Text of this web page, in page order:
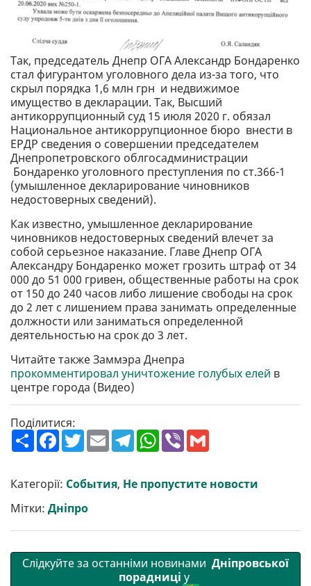
Так, председатель Днепр ОГА Александр Бондаренко
стал фигурантом уголовного дела из-за того, что
скрыл порядка 1,6 млн грн и недвижимое
имущество в декларации. Так, Высший
антикоррупционный суд 15 июля 2020 г. обязал
Национальное антикоррупционное бюро внести в
ЕРДР сведения о совершении председателем
Днепропетровского облгосадминистрации
Бондаренко уголовного преступления по ст.366-1
(умышленное декларирование чиновников
недостоверных сведений).
Как известно, умышленное декларирование
чиновников недостоверных сведений влечет за
собой серьезное наказание. Главе Днепр ОГА
Александру Бондаренко может грозить штраф от 34
000 до 51 000 гривен, общественные работы на срок
от 150 до 240 часов либо лишение свободы на срок
до 2 лет с лишением права занимать определенные
должности или заниматься определенной
деятельностью на срок до 3 лет.
Читайте также Заммэра Днепра
прокомментировал уничтожение голубых елей в
центре города (Видео)
Поділитися:
П
о
р
и
и
F
a
b
o
o
k
T
w
t
e
E
m
l
T
e
g
r
W
h
s
A
V
r l
Категорії: События, Не пропустите новости
Мітки: Дніпро
Слідкуйте за останніми новинами Дніпровської
порадниці у